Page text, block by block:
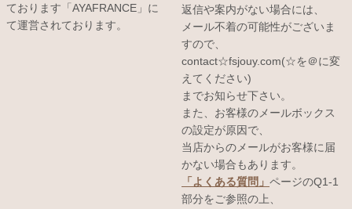
ております「AYAFRANCE」に
て運営されております。
返信や案内がない場合には、
メール不着の可能性がございま
すので、
contact☆fsjouy.com(☆を＠に変
えてください)
までお知らせ下さい。
また、お客様のメールボックス
の設定が原因で、
当店からのメールがお客様に届
かない場合もあります。
「よくある質問」 ページのQ1-1
部分をご参照の上、